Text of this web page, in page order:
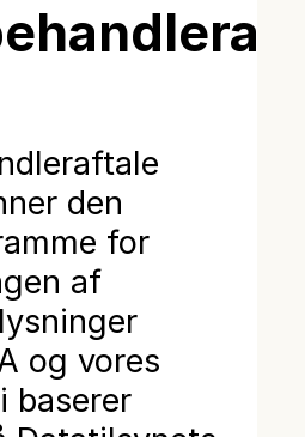
den
for
af
og vores
baserer